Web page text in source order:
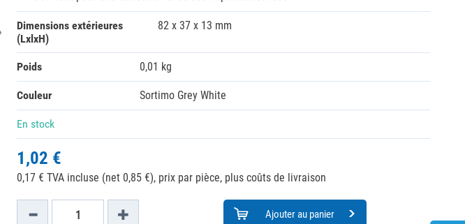
Dimensions extérieures
(LxlxH)
82 x 37 x 13 mm
Poids 0,01 kg
Couleur Sortimo Grey White
En stock
1,02 €
0,17 € TVA incluse (net 0,85 €), prix par pièce, plus coûts de livraison
Ajouter au panier